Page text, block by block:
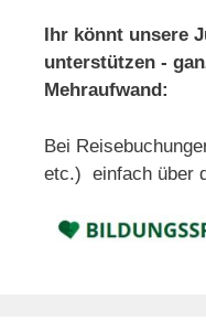
Ihr könnt unsere
unterstützen -
Mehraufwand:
Bei
etc.) einfach über